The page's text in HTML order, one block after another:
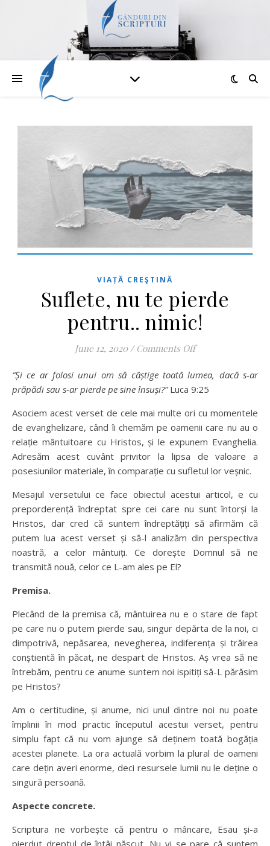
VIAȚĂ CREŞTINĂ
Suflete, nu te pierde
pentru.. nimic!
June 12, 2020 / Comments Offon Suflete, nu te
“Și ce ar folosi unui om să câștige toată lumea, dacă s-ar
prăpădi sau s-ar pierde pe sine însuși?”Luca 9:25
Asociem acest verset de cele mai multe ori cu momentele
de evanghelizare, când îi chemăm pe oamenii care nu au o
relație mântuitoare cu Hristos, și le expunem Evanghelia.
Adresăm acest cuvânt privitor la lipsa de valoare a
posesiunilor materiale, în comparație cu sufletul lor veșnic.
Mesajul versetului ce face obiectul acestui articol, e cu
preporderență îndreptat spre cei care nu sunt întorși la
Hristos, dar cred că suntem îndreptățiți să afirmăm că
putem lua acest verset și să-l analizăm din perspectiva
noastră, a celor mântuiți. Ce dorește Domnul să ne
transmită nouă, celor ce L-am ales pe El?
Premisa.
Plecând de la premisa că, mântuirea nu e o stare de fapt
pe care nu o putem pierde sau, singur depărta de la noi, ci
dimpotrivă, nepăsarea, nevegherea, indiferența și trăirea
conștientă în păcat, ne despart de Hristos. Aș vrea să ne
întrebăm, pentru ce anume suntem noi ispitiți să-L părăsim
pe Hristos?
Am o certitudine, și anume, nici unul dintre noi nu poate
împlinii în mod practic începutul acestui verset, pentru
simplu fapt că nu vom ajunge să deținem toată bogăția
acestei planete. La ora actuală vorbim la plural de oameni
care dețin averi enorme, deci resursele lumii nu le deține o
singură persoană.
Aspecte concrete.
Scriptura ne vorbește că pentru o mâncare, Esau și-a